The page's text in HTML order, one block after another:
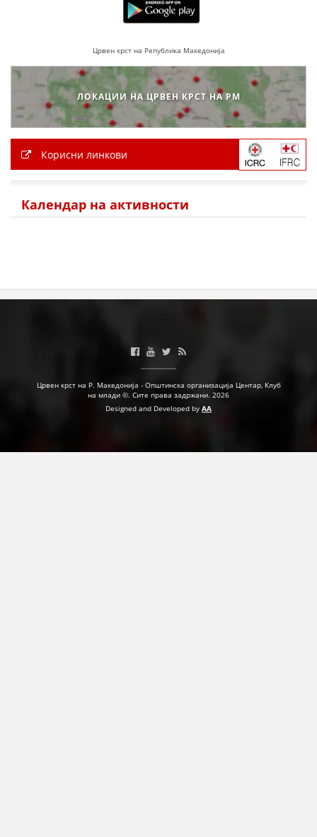
Црвен крст на Република Македонија
ЛОКАЦИИ НА ЦРВЕН КРСТ НА РМ
Корисни линкови
Календар на активности
Црвен крст на Р. Македонија - Општинска организација Центар, Клуб
на млади ©. Сите права задржани. 2026
Designed and Developed by AA